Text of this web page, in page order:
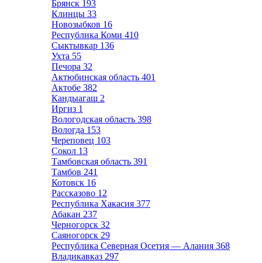
Брянск 193
Клинцы 33
Новозыбков 16
Республика Коми 410
Сыктывкар 136
Ухта 55
Печора 32
Актюбинская область 401
Актобе 382
Кандыагаш 2
Иргиз 1
Вологодская область 398
Вологда 153
Череповец 103
Сокол 13
Тамбовская область 391
Тамбов 241
Котовск 16
Рассказово 12
Республика Хакасия 377
Абакан 237
Черногорск 32
Саяногорск 29
Республика Северная Осетия — Алания 368
Владикавказ 297